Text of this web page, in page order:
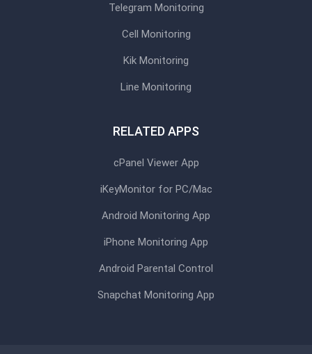
Telegram Monitoring
Cell Monitoring
Kik Monitoring
Line Monitoring
RELATED APPS
cPanel Viewer App
iKeyMonitor for PC/Mac
Android Monitoring App
iPhone Monitoring App
Android Parental Control
Snapchat Monitoring App